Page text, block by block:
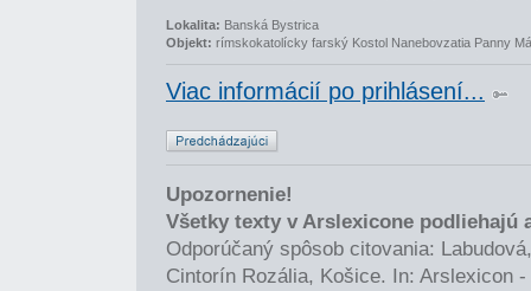
Lokalita: Banská Bystrica
Objekt: rímskokatolícky farský Kostol Nanebovzatia Panny
Viac informácií po prihlásení...
Upozornenie!
Všetky texty v Arslexicone podliehajú
Odporúčaný spôsob citovania:
Cintorín Rozália, Košice. In: Arslexicon